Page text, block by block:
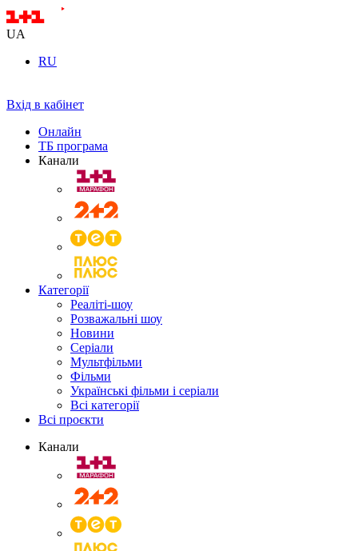
UA
RU
Вхід в кабінет
Онлайн
ТБ програма
Канали
Категорії
Реаліті-шоу
Розважальні шоу
Новини
Серіали
Мультфільми
Фільми
Українські фільми і серіали
Всі категорії
Всі проєкти
Канали